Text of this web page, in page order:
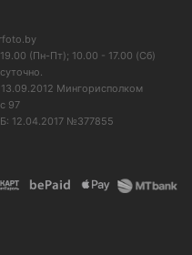
(Пн-Пт); 10.00 - 17.00 (Сб)
Мингорисполком
97
12.04.2017 №377855